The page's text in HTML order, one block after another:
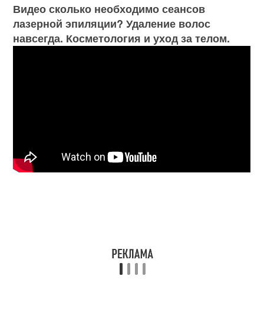
Видео сколько необходимо сеансов
лазерной эпиляции? Удаление волос
навсегда. Косметология и уход за телом.